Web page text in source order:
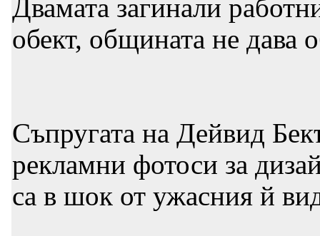
Двамата загинали
обект, общината не дава
Съпругата на Дейвид
рекламни фотоси за
са в шок от ужасния й